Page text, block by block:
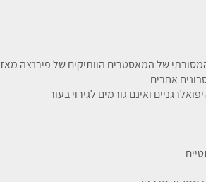
של המאסטרים הוותיקים של פירנצה מאז 1947
אחרים